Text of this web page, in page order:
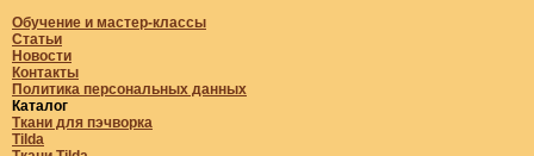
Обучение и мастер-классы
Статьи
Новости
Контакты
Политика персональных данных
Каталог
Ткани для пэчворка
Tilda